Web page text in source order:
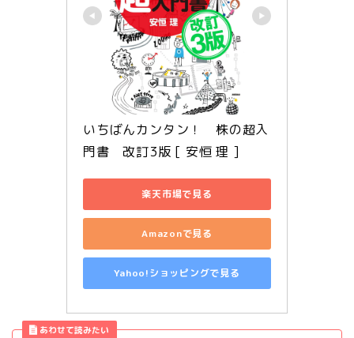
いちばんカンタン！　株の超入
門書　改訂3版 [ 安恒 理 ]
楽天市場で見る
Amazonで見る
Yahoo!ショッピングで見る